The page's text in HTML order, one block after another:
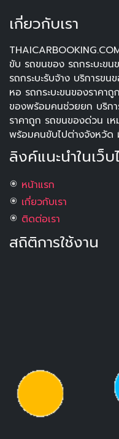
เกี่ยวกับเรา
ขับ รถขนของ รถกระบะข
รถกระบะรับจ้าง บริการข
หอ รถกระบะขนของราคา
ของพร้อมคนช่วยยก บริกา
ราคาถูก รถขนของด่วน เ
พร้อมคนขับไปต่างจังหวัด
ลิงค์แนะนำในเว็บ
หน้าแรก
เกี่ยวกับเรา
ติดต่อเรา
สถิติการใช้งาน